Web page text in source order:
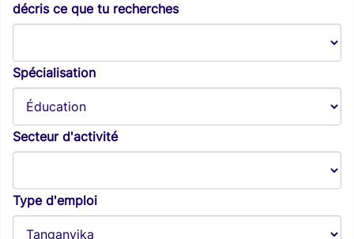
décris ce que tu recherches
Spécialisation
Secteur d'activité
Type d'emploi